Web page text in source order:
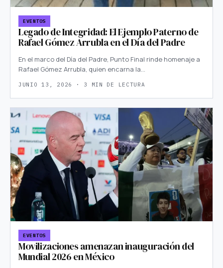
EVENTOS
Legado de Integridad: El Ejemplo Paterno de
Rafael Gómez Arrubla en el Día del Padre
En el marco del Día del Padre, Punto Final rinde homenaje a
Rafael Gómez Arrubla, quien encarna la…
JUNIO 13, 2026 · 3 MIN DE LECTURA
EVENTOS
Movilizaciones amenazan inauguración del
Mundial 2026 en México